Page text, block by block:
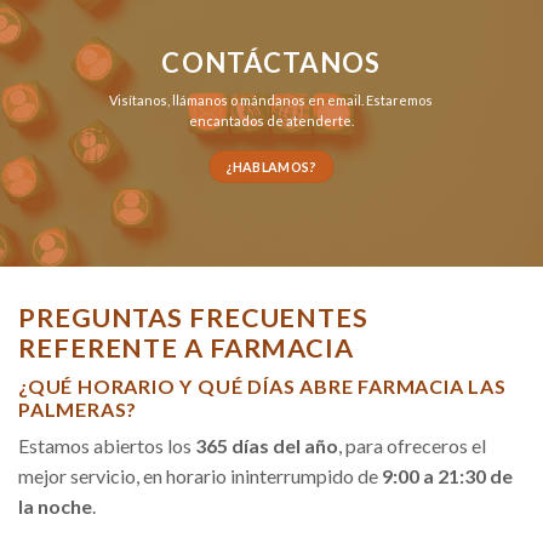
CONTÁCTANOS
Visítanos, llámanosomándanos en email . Estaremos
encantados de atenderte.
¿HABLAMOS?
PREGUNTAS FRECUENTES
REFERENTE A FARMACIA
¿QUÉ HORARIO Y QUÉ DÍAS ABRE FARMACIA LAS
PALMERAS?
Estamos abiertos los 365 días del año, para ofreceros el
mejor servicio, en horario ininterrumpido de 9:00 a 21:30 de
la noche.